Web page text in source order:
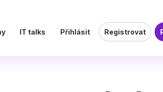
IT talks Přihlásit Registrovat